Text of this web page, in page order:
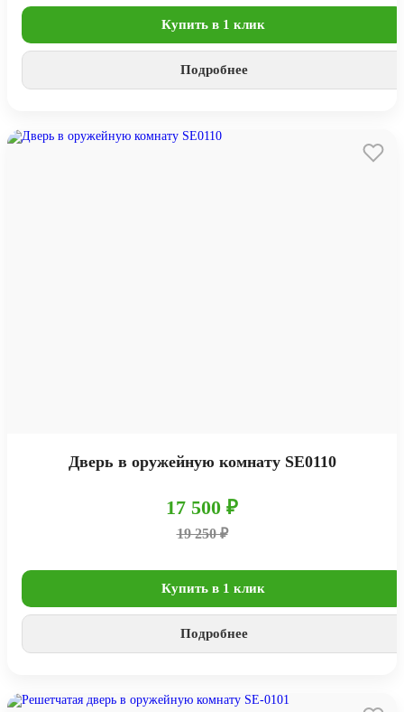
Купить в 1 клик
Подробнее
Дверь в оружейную комнату SE0110
17 500 ₽
19 250 ₽
Купить в 1 клик
Подробнее